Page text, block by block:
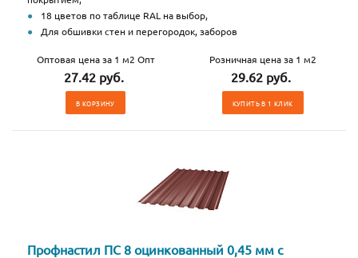
18 цветов по таблице RAL на выбор,
Для обшивки стен и перегородок, заборов
Оптовая цена за 1 м2 Опт
27.42 руб.
В КОРЗИНУ
Розничная цена за 1 м2
29.62 руб.
КУПИТЬ В 1 КЛИК
Профнастил ПС 8 оцинкованный 0,45 мм с